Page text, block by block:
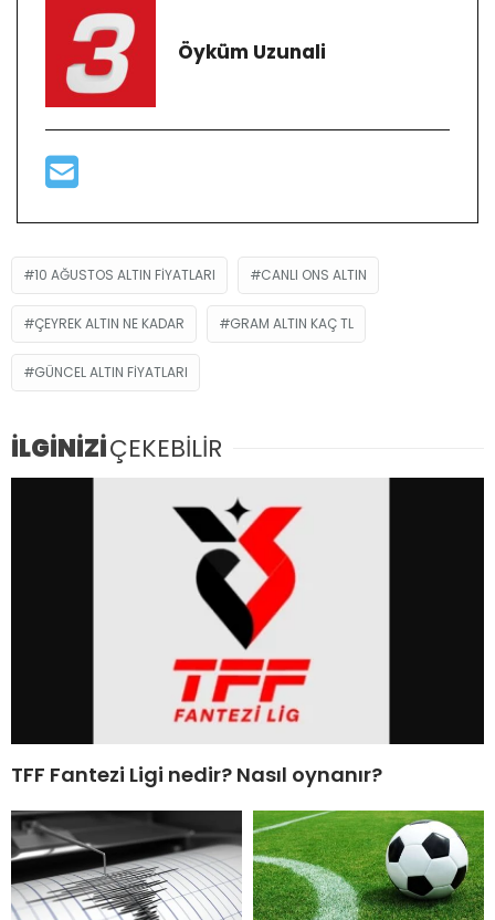
Öyküm Uzunali
10 AĞUSTOS ALTIN FIYATLARI CANLI ONS ALTIN
ÇEYREK ALTIN NE KADAR GRAM ALTIN KAÇ TL
GÜNCEL ALTIN FIYATLARI
İLGİNİZİÇEKEBİLİR
TFF Fantezi Ligi nedir? Nasıl oynanır?